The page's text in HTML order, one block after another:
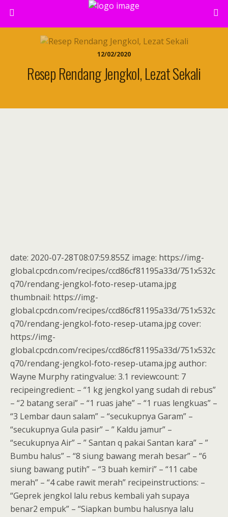
12/02/2020
Resep Rendang Jengkol, Lezat Sekali
date: 2020-07-28T08:07:59.855Z image: https://img-
global.cpcdn.com/recipes/ccd86cf81195a33d/751x532c
q70/rendang-jengkol-foto-resep-utama.jpg
thumbnail: https://img-
global.cpcdn.com/recipes/ccd86cf81195a33d/751x532c
q70/rendang-jengkol-foto-resep-utama.jpg cover:
https://img-
global.cpcdn.com/recipes/ccd86cf81195a33d/751x532c
q70/rendang-jengkol-foto-resep-utama.jpg author:
Wayne Murphy ratingvalue: 3.1 reviewcount: 7
recipeingredient: – “1 kg jengkol yang sudah di rebus”
– “2 batang serai” – “1 ruas jahe” – “1 ruas lengkuas” –
“3 Lembar daun salam” – “secukupnya Garam” –
“secukupnya Gula pasir” – ” Kaldu jamur” –
“secukupnya Air” – ” Santan q pakai Santan kara” – ”
Bumbu halus” – “8 siung bawang merah besar” – “6
siung bawang putih” – “3 buah kemiri” – “11 cabe
merah” – “4 cabe rawit merah” recipeinstructions: –
“Geprek jengkol lalu rebus kembali yah supaya
benar2 empuk” – “Siapkan bumbu halusnya lalu